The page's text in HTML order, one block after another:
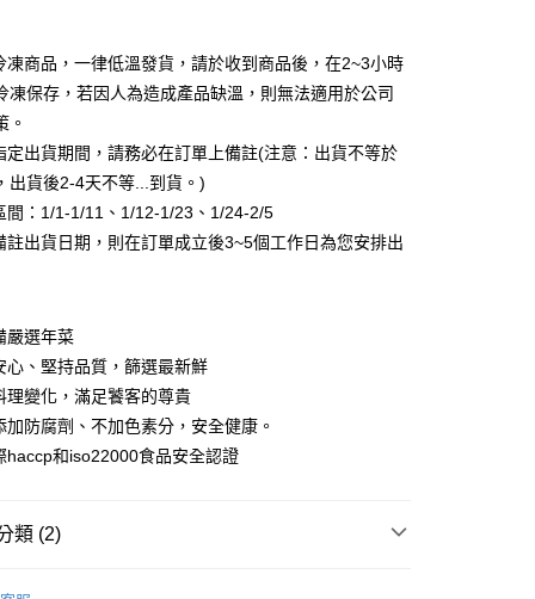
期
分期使用說明】
灣大哥大提供，台灣大哥大用戶可立即使用無須另外申請。
選擇「大哥付你分期」，訂單成立後會自動跳轉到大哥付的交易
度、可分期數及費用金額請依後續交易確認頁面所載為準。
專審核」未通過狀況，表示未達大哥付你分期系統評分，恕
內容。
說明】
併入電信帳單，「大哥付你分期」於每月結算日後寄送繳費提
，得透過本服務購買商品或服務，並由商店將買賣／分期付
後付
付是「在收到商品之後才付款」的支付方式。 讓您購物簡單
不需註冊會員、不需綁卡、不需儲值。
要手機號碼，簡訊認證，即可結帳。
確認商品／服務後，再付款。
式選擇「AFTEE先享後付」後，將跳轉至「AFTEE先享後
通知簡訊後14天內，點擊此簡訊中的連結，可透過四大超商
路銀行／等多元方式進行付款，方視為交易完成。
店家。未經商家同意取消之訂單仍視為有效，需透過AFTEE
凍宅配
，滿NT$999(含以上)免運費
凍商品，一律低溫發貨，請於收到商品後，在2~3小時
凍保存，若因人為造成產品缺溫，則無法適用於公司
。
定出貨期間，請務必在訂單上備註(注意：出貨不等於
出貨後2-4天不等...到貨。)
間：1/1-1/11、1/12-1/23、1/24-2/5
註出貨日期，則在訂單成立後3~5個工作日為您安排出
選年菜
、堅持品質，篩選最新鮮
變化，滿足饕客的尊貴
防腐劑、不加色素分，安全健康。
和iso22000食品安全認證
類 (2)